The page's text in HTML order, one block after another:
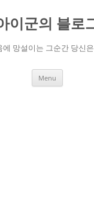
이군의 블로
에 망설이는 그순간 당신
Menu